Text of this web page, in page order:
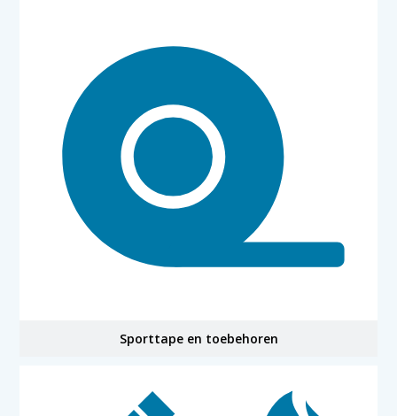
Sporttape en toebehoren